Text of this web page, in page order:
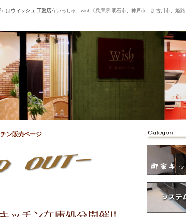
）はウィッシュ 工務店ういっしゅ、wish〔兵庫県 明石市、神戸市、加古川市、姫
ン販売ページ